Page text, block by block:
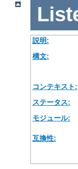
説明:
構文:
コンテキスト:
ステータス:
モジュール:
互換性: